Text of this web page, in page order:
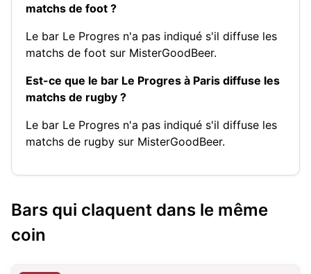
matchs de foot ?
Le bar Le Progres n'a pas indiqué s'il diffuse les
matchs de foot sur MisterGoodBeer.
Est-ce que le bar Le Progres à Paris diffuse les
matchs de rugby ?
Le bar Le Progres n'a pas indiqué s'il diffuse les
matchs de rugby sur MisterGoodBeer.
Bars qui claquent dans le même
coin